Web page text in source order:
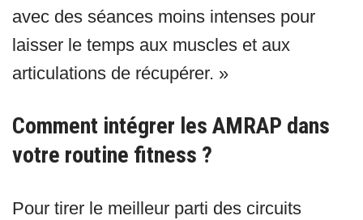
avec des séances moins intenses pour
laisser le temps aux muscles et aux
articulations de récupérer. »
Comment intégrer les AMRAP dans
votre routine fitness ?
Pour tirer le meilleur parti des circuits